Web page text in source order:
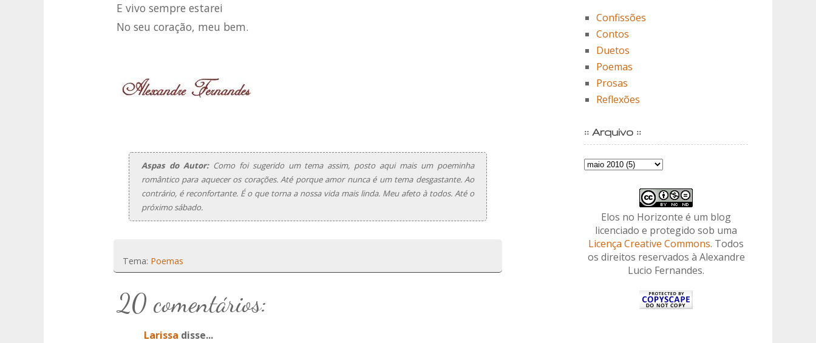
E vivo sempre estarei
No seu coração, meu bem.
Aspas do Autor:Como foi sugerido um tema assim, posto aqui mais um poeminha
romântico para aquecer os corações. Até porque amor nunca é um tema desgastante. Ao
contrário, é reconfortante. É o que torna a nossa vida mais linda. Meu afeto à todos. Até o
próximo sábado.
Tema: Poemas
20 comentários:
Larissa disse...
Confissões
Contos
Duetos
Poemas
Prosas
Reflexões
:: Arquivo ::
Elos no Horizonte é um blog
licenciado e protegido sob uma
Licença Creative Commons. Todos
os direitos reservados à Alexandre
Lucio Fernandes.